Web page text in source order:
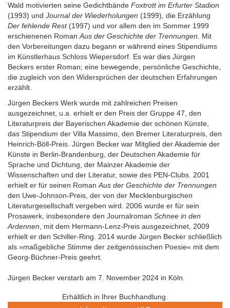
Wald motivierten seine Gedichtbände Foxtrott im Erfurter Stadion
(1993) und Journal der Wiederholungen (1999), die Erzählung
Der fehlende Rest (1997) und vor allem den im Sommer 1999
erschienenen Roman Aus der Geschichte der Trennungen.
Mit
den Vorbereitungen dazu begann er während eines Stipendiums
im Künstlerhaus Schloss Wiepersdorf. Es war dies Jürgen
Beckers erster Roman; eine bewegende, persönliche Geschichte,
die zugleich von den Widersprüchen der deutschen Erfahrungen
erzählt.
Jürgen Beckers Werk wurde mit zahlreichen Preisen
ausgezeichnet, u.a. erhielt er den Preis der Gruppe 47, den
Literaturpreis der Bayerischen Akademie der schönen Künste,
das Stipendium der Villa Massimo, den Bremer Literaturpreis, den
Heinrich-Böll-Preis. Jürgen Becker war Mitglied der Akademie der
Künste in Berlin-Brandenburg, der Deutschen Akademie für
Sprache und Dichtung, der Mainzer Akademie der
Wissenschaften und der Literatur, sowie des PEN-Clubs. 2001
erhielt er für seinen Roman Aus der Geschichte der Trennungen
den Uwe-Johnson-Preis, der von der Mecklenburgischen
Literaturgesellschaft vergeben wird. 2006 wurde er für sein
Prosawerk, insbesondere den Journalroman Schnee in den
Ardennen , mit dem Hermann-Lenz-Preis ausgezeichnet, 2009
erhielt er den Schiller-Ring. 2014 wurde Jürgen Becker schließlich
als »maßgebliche Stimme der zeitgenössischen Poesie« mit dem
Georg-Büchner-Preis geehrt.
Jürgen Becker verstarb am 7. November 2024 in Köln.
Erhältlich in Ihrer Buchhandlung.